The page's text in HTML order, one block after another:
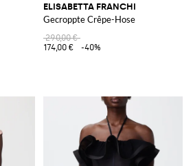
ELISABETTA FRANCHI
Gecroppte Crêpe-Hose
290,00 €
174,00 €
-40%